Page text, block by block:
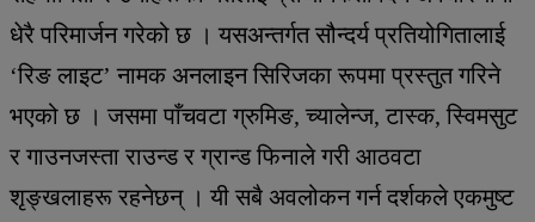
धेरै परिमार्जन गरेको छ । यसअन्तर्गत सौन्दर्य प्रतियोगितालाई
‘रिङ लाइट’ नामक अनलाइन सिरिजका रूपमा प्रस्तुत गरिने
भएको छ । जसमा पाँचवटा ग्रुमिङ, च्यालेन्ज, टास्क, स्विमसुट
र गाउनजस्ता राउन्ड र ग्रान्ड फिनाले गरी आठवटा
शृङ्खलाहरू रहनेछन् । यी सबै अवलोकन गर्न दर्शकले एकमुष्ट